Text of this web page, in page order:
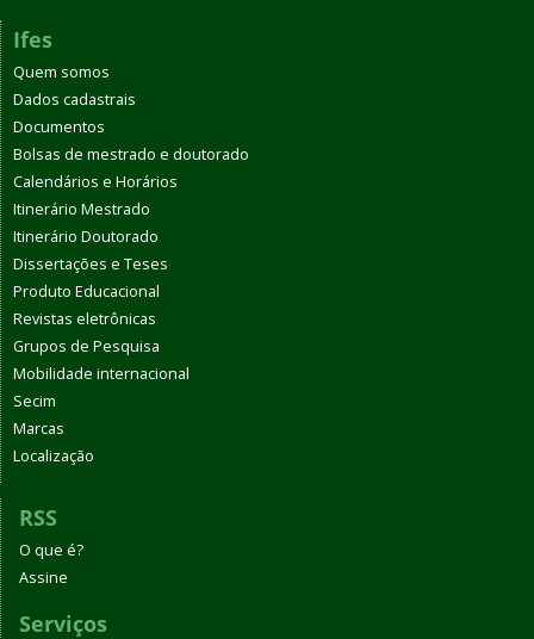
Ifes
Quem somos
Dados cadastrais
Documentos
Bolsas de mestrado e doutorado
Calendários e Horários
Itinerário Mestrado
Itinerário Doutorado
Dissertações e Teses
Produto Educacional
Revistas eletrônicas
Grupos de Pesquisa
Mobilidade internacional
Secim
Marcas
Localização
RSS
O que é?
Assine
Serviços